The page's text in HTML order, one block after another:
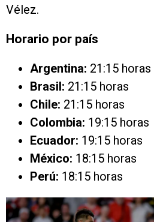
Vélez.
Horario por país
Argentina: 21:15 horas
Brasil: 21:15 horas
Chile: 21:15 horas
Colombia: 19:15 horas
Ecuador: 19:15 horas
México: 18:15 horas
Perú: 18:15 horas